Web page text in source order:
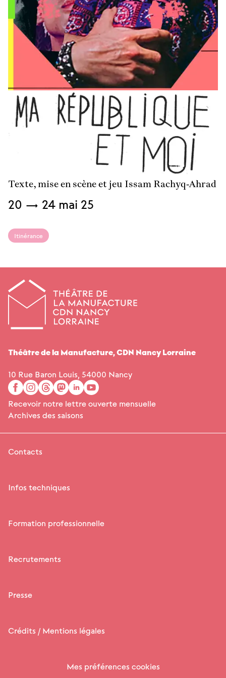
Texte, mise en scène et jeu Issam Rachyq-Ahrad
Du
20 → 24 mai 25
En
savoir
plus
Itinérance
Théâtre de la Manufacture,CDN Nancy Lorraine
10 Rue Baron Louis, 54000 Nancy
facebook
instagram
threadsmastodon
linkedin
youtube
Recevoir notre lettre ouverte mensuelle
Archives des saisons
Contacts
Infos techniques
Formation professionnelle
Recrutements
Presse
Crédits / Mentions légales
Mes préférences cookies